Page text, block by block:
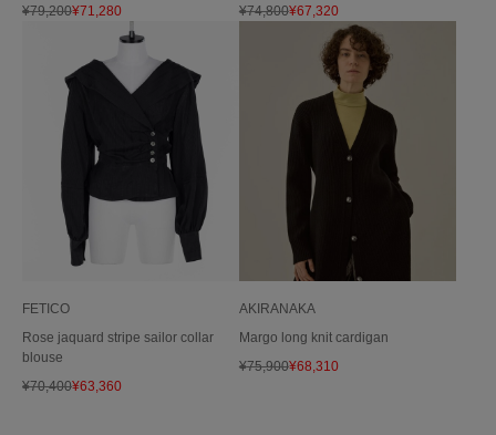
¥79,200¥71,280
¥74,800¥67,320
FETICO
Rose jaquard stripe sailor collar
blouse
¥70,400¥63,360
AKIRANAKA
Margo long knit cardigan
¥75,900¥68,310